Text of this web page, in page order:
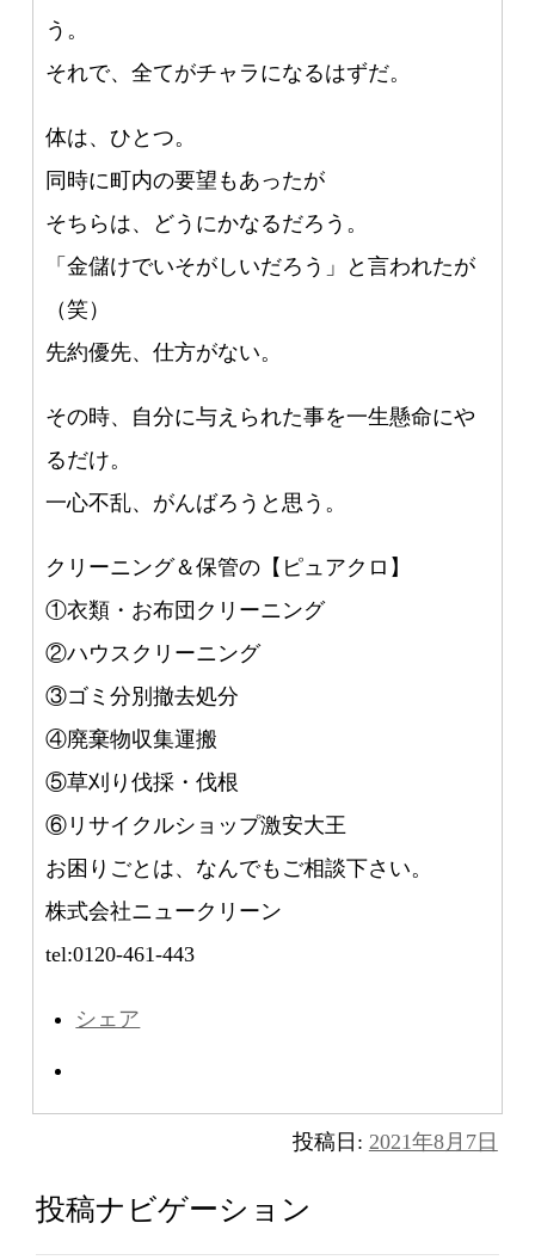
う。
それで、全てがチャラになるはずだ。
体は、ひとつ。
同時に町内の要望もあったが
そちらは、どうにかなるだろう。
「金儲けでいそがしいだろう」と言われたが
（笑）
先約優先、仕方がない。
その時、自分に与えられた事を一生懸命にや
るだけ。
一心不乱、がんばろうと思う。
クリーニング＆保管の【ピュアクロ】
①衣類・お布団クリーニング
②ハウスクリーニング
③ゴミ分別撤去処分
④廃棄物収集運搬
⑤草刈り伐採・伐根
⑥リサイクルショップ激安大王
お困りごとは、なんでもご相談下さい。
株式会社ニュークリーン
tel:0120-461-443
シェア
投稿日: 2021年8月7日
投稿ナビゲーション